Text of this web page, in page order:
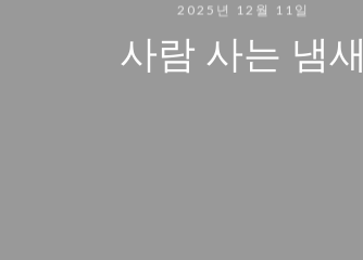
2025년 12월 11일
사람 사는 냄새